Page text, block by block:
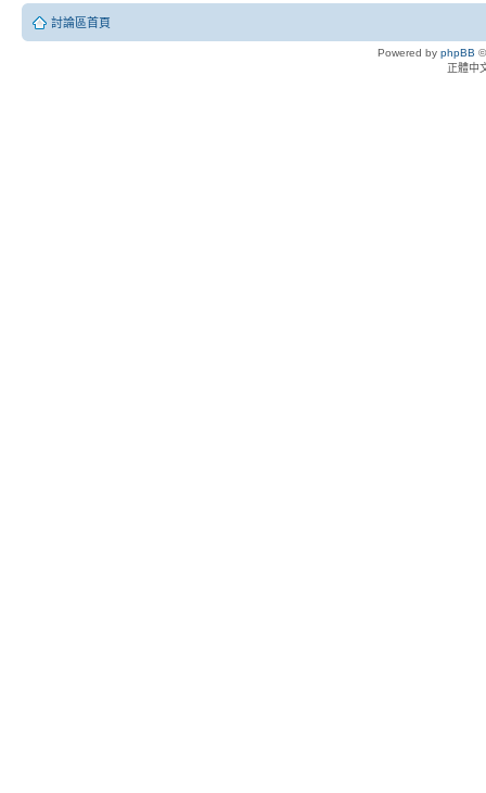
討論區首頁
Powered by phpBB
正體中